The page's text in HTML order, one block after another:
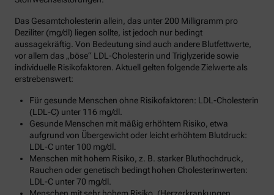
Das Gesamtcholesterin allein, das unter 200 Milligramm pro
Deziliter (mg/dl) liegen sollte, ist jedoch nur bedingt
aussagekräftig. Von Bedeutung sind auch andere Blutfettwerte,
vor allem das „böse“ LDL-Cholesterin und Triglyzeride sowie
individuelle Risikofaktoren. Aktuell gelten folgende Zielwerte als
erstrebenswert:
Für gesunde Menschen ohne Risikofaktoren: LDL-Cholesterin
(LDL-C) unter 116 mg/dl.
Gesunde Menschen mit mäßig erhöhtem Risiko, etwa
aufgrund von Übergewicht oder leicht erhöhtem Blutdruck:
LDL-C unter 100 mg/dl.
Menschen mit hohem Risiko, z. B. starker Bluthochdruck,
Rauchen oder genetisch bedingt hohen Cholesterinwerten:
LDL-C unter 70 mg/dl.
Menschen mit sehr hohem Risiko, (Herzerkrankungen,